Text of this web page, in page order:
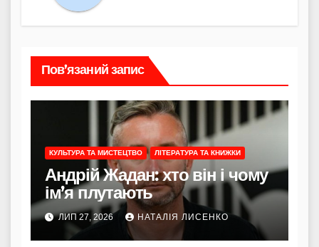
Пов’язаний запис
КУЛЬТУРА ТА МИСТЕЦТВО ЛІТЕРАТУРА ТА КНИЖКИ
Андрій Жадан: хто він і чому
ім’я плутають
ЛИП 27, 2026 НАТАЛІЯ ЛИСЕНКО